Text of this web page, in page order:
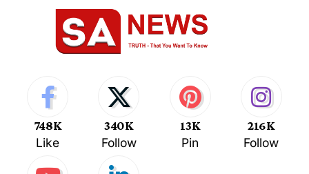
748K
Like
340K
Follow
13K
Pin
216K
Follow